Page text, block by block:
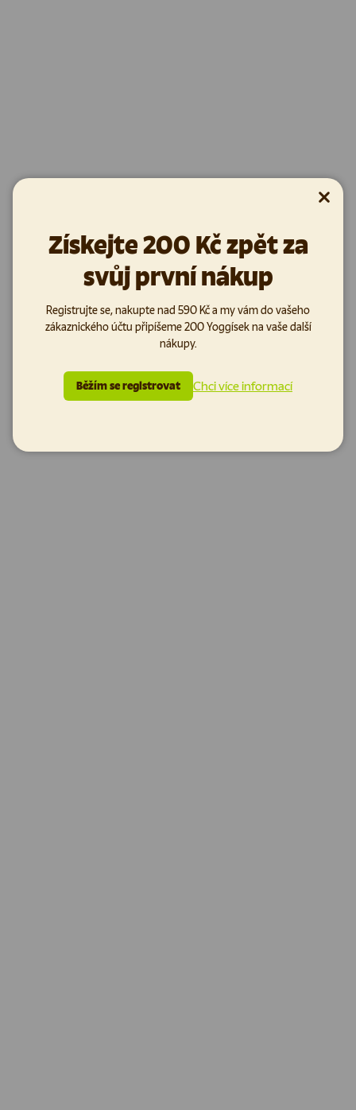
Získejte 200 Kč zpět za
svůj první nákup
Registrujte se, nakupte nad 590 Kč a my vám do vašeho
zákaznického účtu připíšeme 200 Yoggísek na vaše další
nákupy.
Běžím se registrovat Chci více informací